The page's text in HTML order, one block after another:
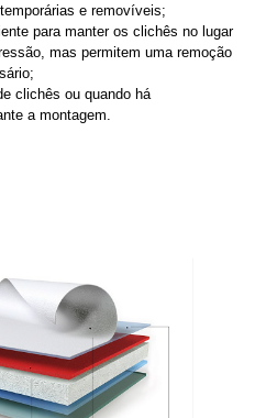
e removíveis;
para manter os clichês no lugar
mas permitem uma remoção
clichês ou quando há
a montagem.